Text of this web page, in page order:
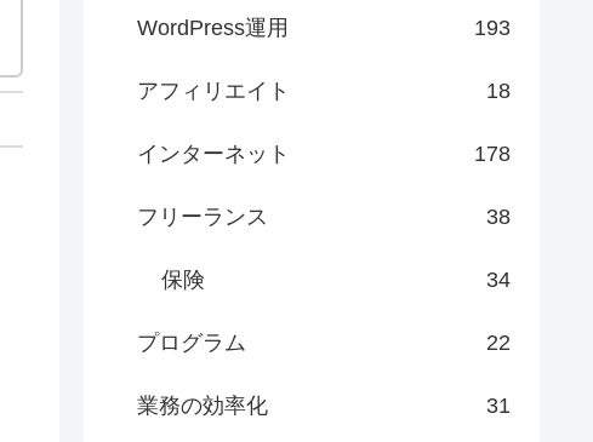
WordPress運用 193
アフィリエイト 18
インターネット 178
フリーランス 38
保険 34
プログラム 22
業務の効率化 31